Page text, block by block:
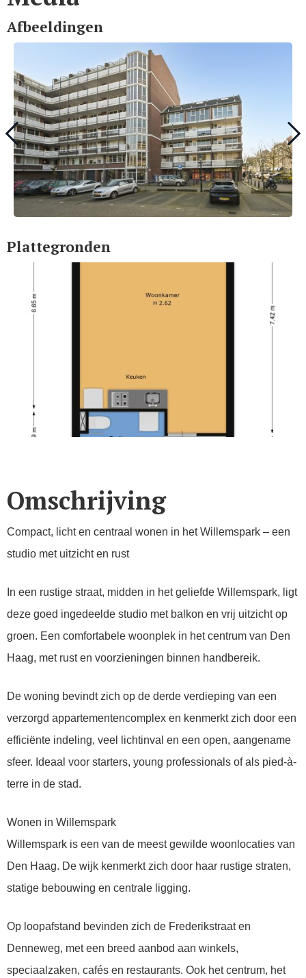
Afbeeldingen
Plattegronden
Omschrijving
Compact, licht en centraal wonen in het Willemspark – een
studio met uitzicht en rust
In een rustige straat, midden in het geliefde Willemspark, ligt
deze goed ingedeelde studio met balkon en vrij uitzicht op
groen. Een comfortabele woonplek in het centrum van Den
Haag, met rust en voorzieningen binnen handbereik.
De woning bevindt zich op de derde verdieping van een
verzorgd appartementencomplex en kenmerkt zich door een
efficiënte indeling, veel lichtinval en een open, aangename
sfeer. Ideaal voor starters, young professionals of als pied-à-
terre in de stad.
Wonen in Willemspark
Willemspark is een van de meest gewilde woonlocaties van
Den Haag. De wijk kenmerkt zich door haar rustige straten,
statige bebouwing en centrale ligging.
Op loopafstand bevinden zich de Frederikstraat en
Denneweg, met een breed aanbod aan winkels,
speciaalzaken, cafés en restaurants. Ook het centrum, het